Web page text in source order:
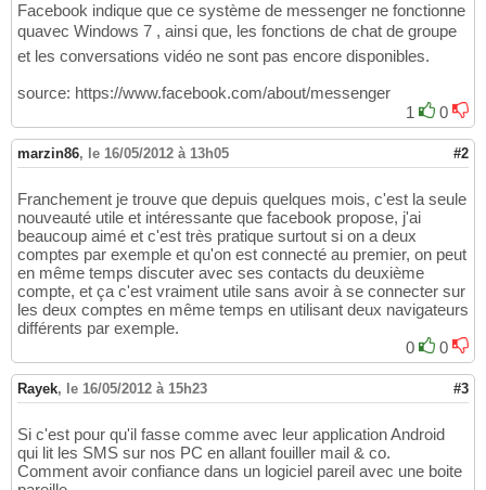
Facebook indique que ce système de messenger ne fonctionne
quavec Windows 7 , ainsi que, les fonctions de chat de groupe
et les conversations vidéo ne sont pas encore disponibles.
source: https://www.facebook.com/about/messenger
1
0
marzin86, le 16/05/2012 à 13h05 #2
Franchement je trouve que depuis quelques mois, c'est la seule
nouveauté utile et intéressante que facebook propose, j'ai
beaucoup aimé et c'est très pratique surtout si on a deux
comptes par exemple et qu'on est connecté au premier, on peut
en même temps discuter avec ses contacts du deuxième
compte, et ça c'est vraiment utile sans avoir à se connecter sur
les deux comptes en même temps en utilisant deux navigateurs
différents par exemple.
0
0
Rayek, le 16/05/2012 à 15h23 #3
Si c'est pour qu'il fasse comme avec leur application Android
qui lit les SMS sur nos PC en allant fouiller mail & co.
Comment avoir confiance dans un logiciel pareil avec une boite